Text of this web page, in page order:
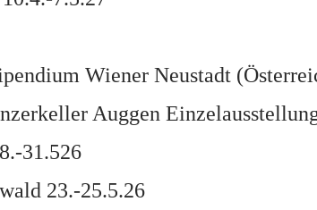
Wiener Neustadt
Auggen
31.526
23.-25.5.26